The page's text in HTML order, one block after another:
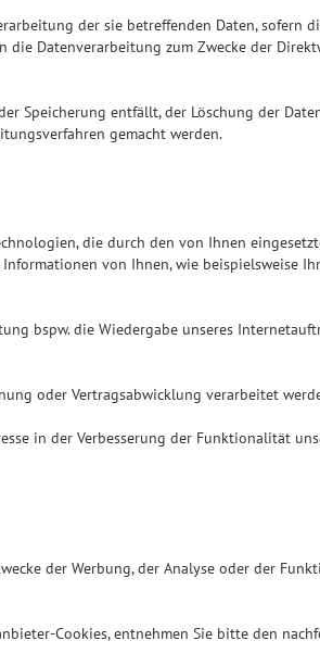
der sie betreffenden Daten, sofern
die Datenverarbeitung zum Zwecke der
Speicherung entfällt, der Löschung der
gemacht werden.
die durch den von Ihnen
von Ihnen, wie beispielsweise
bspw. die Wiedergabe unseres
oder Vertragsabwicklung verarbeitet
in der Verbesserung der Funktionalität
der Werbung, der Analyse oder der
Cookies, entnehmen Sie bitte den